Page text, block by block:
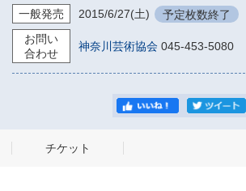
一般発売 2015/6/27(土)
予定枚数終了
お問い
合わせ
神奈川芸術協会 045-453-5080
チケット